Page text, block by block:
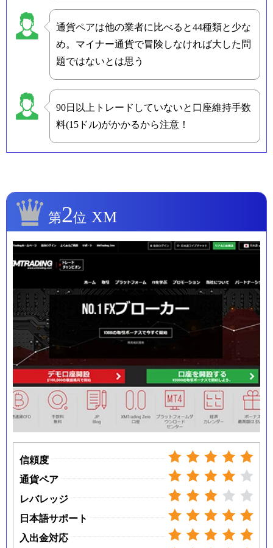
通貨ペアは他の業者に比べると44種類と少な
め。マイナー通貨で冒険しなければ大した問
題ではないとは思う
90日以上トレードしていないと口座維持手数
料(15ドル)がかかるから注意！
第2位 XM
信頼度
通貨ペア
レバレッジ
日本語サポート
入出金対応